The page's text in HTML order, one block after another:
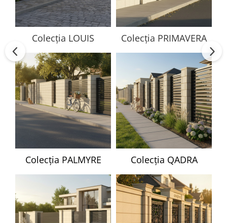
Colecția LOUIS Colecția PRIMAVERA
Colecția PALMYRE Colecția QADRA